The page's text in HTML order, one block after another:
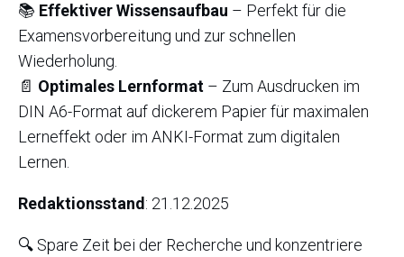
📚 Effektiver Wissensaufbau – Perfekt für die
Examensvorbereitung und zur schnellen
Wiederholung.
📄 Optimales Lernformat – Zum Ausdrucken im
DIN A6-Format auf dickerem Papier für maximalen
Lerneffekt oder im ANKI-Format zum digitalen
Lernen.
Redaktionsstand : 21.12.2025
🔍 Spare Zeit bei der Recherche und konzentriere